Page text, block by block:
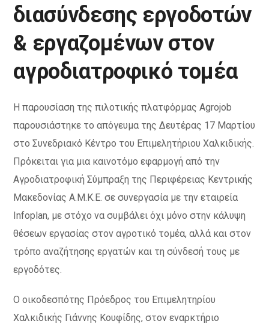
διασύνδεσης εργοδοτών
& εργαζομένων στον
αγροδιατροφικό τομέα
Η παρουσίαση της πιλοτικής πλατφόρμας Agrojob
παρουσιάστηκε το απόγευμα της Δευτέρας 17 Μαρτίου
στο Συνεδριακό Κέντρο του Επιμελητήριου Χαλκιδικής.
Πρόκειται για μια καινοτόμο εφαρμογή από την
Αγροδιατροφική Σύμπραξη της Περιφέρειας Κεντρικής
Μακεδονίας Α.Μ.Κ.Ε. σε συνεργασία με την εταιρεία
Infoplan, με στόχο να συμβάλει όχι μόνο στην κάλυψη
θέσεων εργασίας στον αγροτικό τομέα, αλλά και στον
τρόπο αναζήτησης εργατών και τη σύνδεσή τους με
εργοδότες.
Ο οικοδεσπότης Πρόεδρος του Επιμελητηρίου
Χαλκιδικής Γιάννης Κουφίδης, στον εναρκτήριο